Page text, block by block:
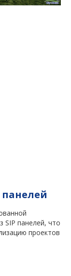
SIP панелей, что
проектов